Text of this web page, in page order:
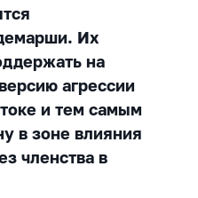
Их
на
агрессии
и тем самым
в зоне влияния
членства в